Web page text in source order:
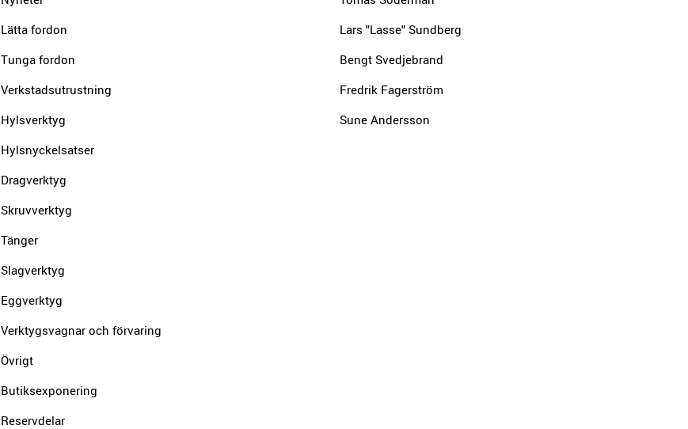
Lätta fordon
Tunga fordon
Verkstadsutrustning
Hylsverktyg
Hylsnyckelsatser
Dragverktyg
Skruvverktyg
Tänger
Slagverktyg
Eggverktyg
Verktygsvagnar och förvaring
Övrigt
Butiksexponering
Reservdelar
Lars "Lasse" Sundberg
Bengt Svedjebrand
Fredrik Fagerström
Sune Andersson